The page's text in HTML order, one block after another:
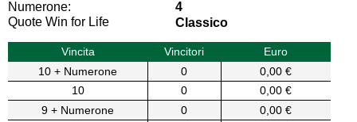
Numerone:
4
Quote Win for Life
Classico
Vincita Vincitori
Euro
10 + Numerone
0
0,00 €
10
0
0,00 €
9 + Numerone
0
0,00 €